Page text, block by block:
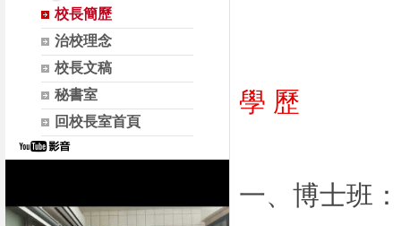
校長簡歷
治校理念
校長文稿
秘書室
回校長室首頁
一、